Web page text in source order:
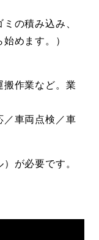
の積み込み、
めます。）
搬作業など。業
／車両点検／車
が必要です。